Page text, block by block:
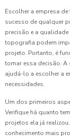
Escolher a empresa
sucesso de qualquer
precisão e a
topografia podem
projeto. Portanto, é
tomar essa decisão.
ajudá-lo a escolher a
necessidades.
Um dos primeiros
Verifique há quanto
projetos ela já
conhecimento mais